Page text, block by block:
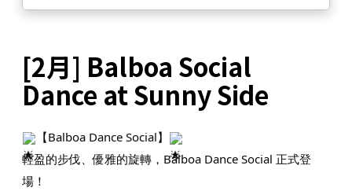
[2月] Balboa Social
Dance at Sunny Side
【Balboa Dance Social】
輕盈的步伐、優雅的旋轉，Balboa Dance Social 正式登
場！